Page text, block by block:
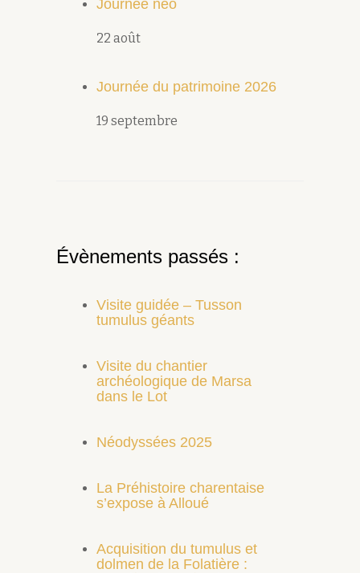
Journée néo
22 août
Journée du patrimoine 2026
19 septembre
Évènements passés :
Visite guidée – Tusson
tumulus géants
Visite du chantier
archéologique de Marsa
dans le Lot
Néodyssées 2025
La Préhistoire charentaise
s’expose à Alloué
Acquisition du tumulus et
dolmen de la Folatière :